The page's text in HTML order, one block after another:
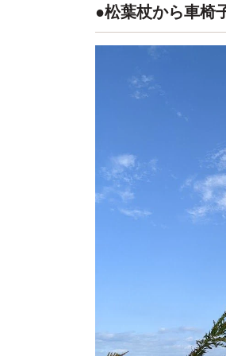
●松葉杖から車椅